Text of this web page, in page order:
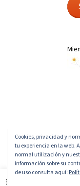
Este sitio usa cookies
Cookies, privacidad y
tu experiencia en la web.
normal utilización y
información sobre su
de uso consulta aquí: